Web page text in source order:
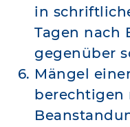
in
Tagen nach
gegenüber
Mängel
berechtigen